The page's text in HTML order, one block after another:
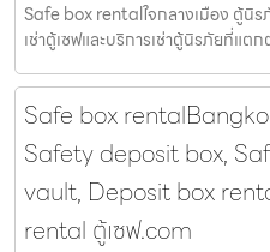
Safe box rentalใจกลางเมือง ตู้นิร
เช่าตู้เซฟและบริการเช่าตู้นิรภัยที่แต
Safe box
Safety deposit box,
vault, Deposit box
rental ตู้เซฟ.com